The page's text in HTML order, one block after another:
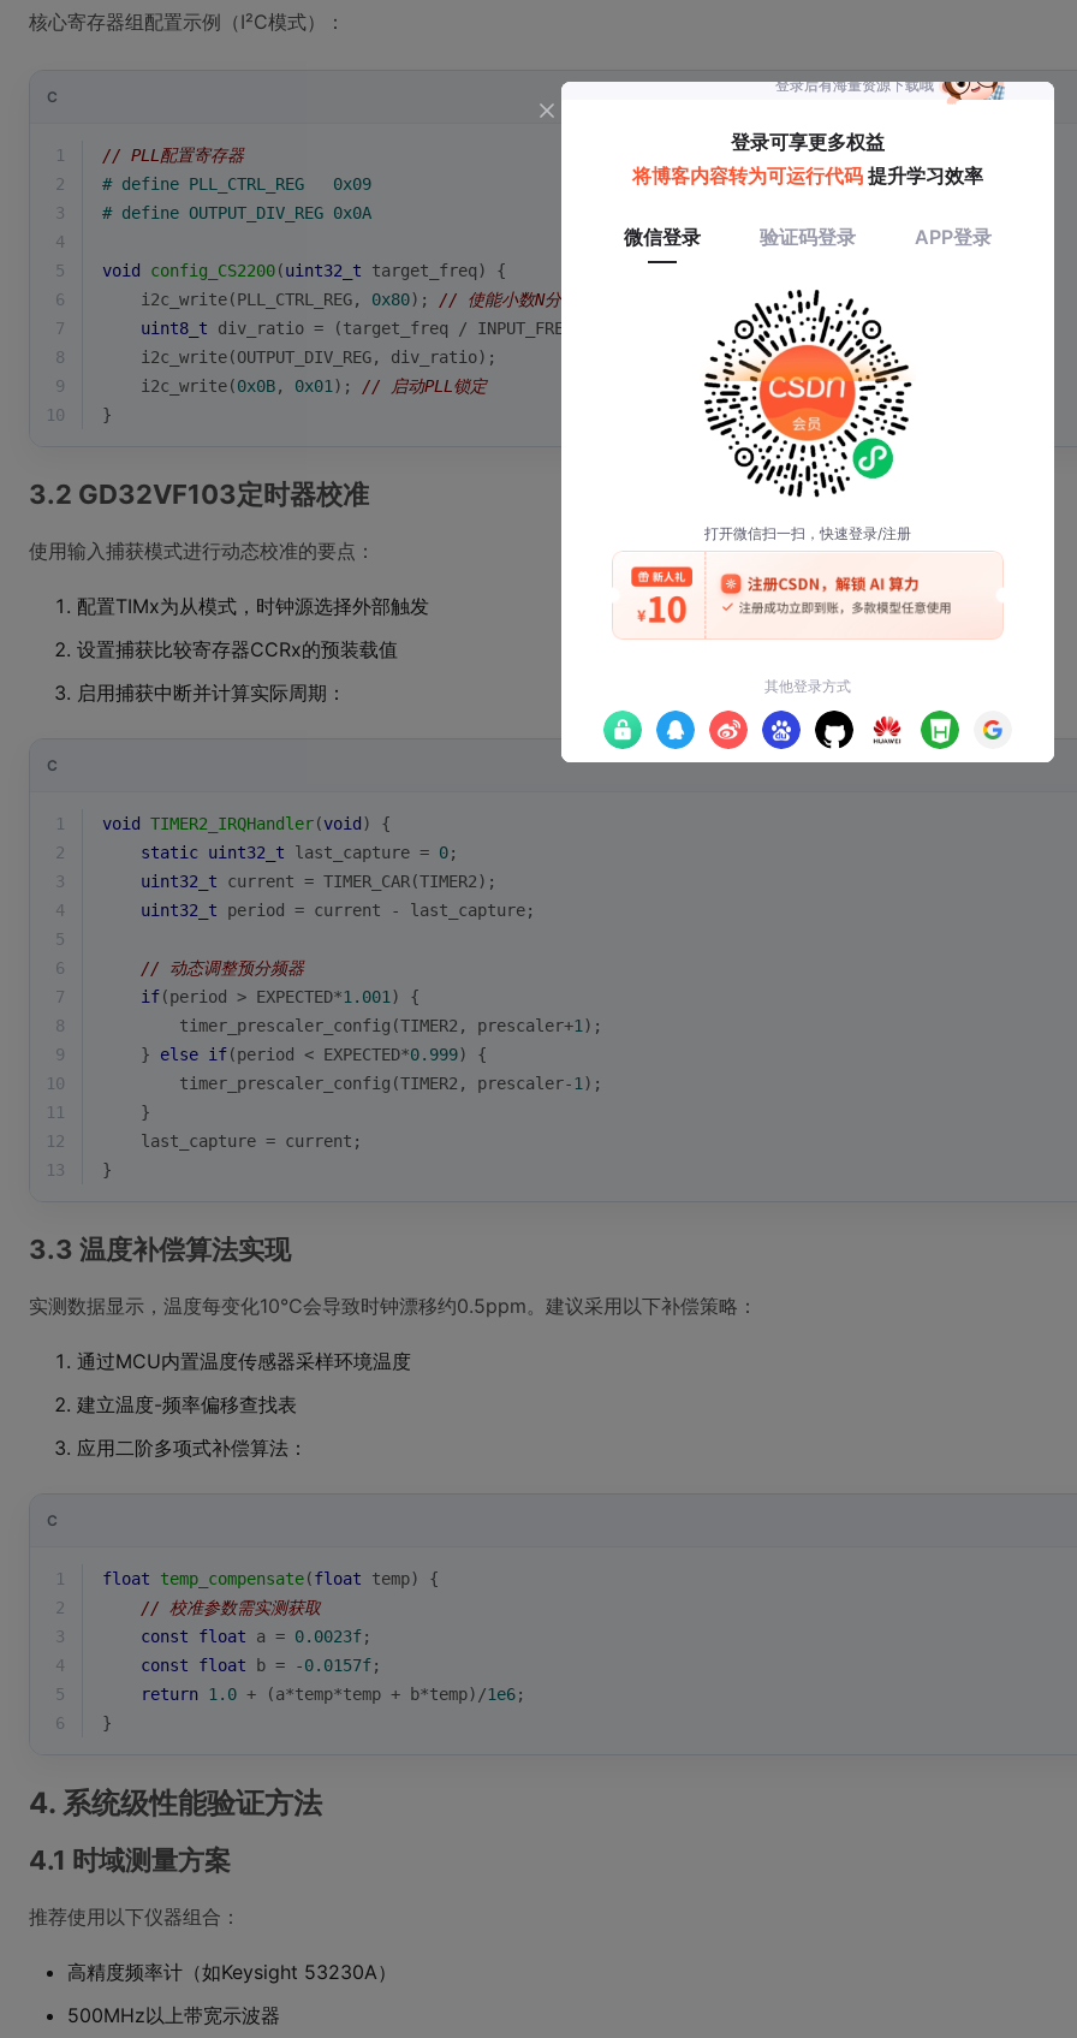
核心寄存器组配置示例（I²C模式）：
C
1
// PLL配置寄存器
2
# define PLL_CTRL_REG   0x09
3
# define OUTPUT_DIV_REG 0x0A
4
5
void config_CS2200(uint32_t target_freq)
{
6
    i2c_write(PLL_CTRL_REG,
0x80); // 使能小数N分频
7
uint8_t div_ratio = (target_freq / INPUT_FREQ) *
8
    i2c_write(OUTPUT_DIV_REG, div_ratio);
9
    i2c_write(
0x0B, 0x01 ); // 启动PLL锁定
10
}
3.2 GD32VF103定时器校准
使用输入捕获模式进行动态校准的要点：
配置TIMx为从模式，时钟源选择外部触发
设置捕获比较寄存器CCRx的预装载值
启用捕获中断并计算实际周期：
C
1 void TIMER2_IRQHandler(void )
{
2
static uint32_t last_capture = 0;
3
uint32_t current = TIMER_CAR(TIMER2);
4
uint32_t period = current - last_capture;
5
6
// 动态调整预分频器
7
if(period > EXPECTED*1.001 ) {
8
        timer_prescaler_config(TIMER2, prescaler+
1 );
9
    }
else if(period < EXPECTED*0.999) {
10
        timer_prescaler_config(TIMER2, prescaler
-1 );
11
    }
12
    last_capture = current;
13
}
3.3 温度补偿算法实现
实测数据显示，温度每变化10°C会导致时钟漂移约0.5ppm。建议采用以下补偿策略：
通过MCU内置温度传感器采样环境温度
建立温度-频率偏移查找表
应用二阶多项式补偿算法：
C
1 float temp_compensate(float temp)
{
2
// 校准参数需实测获取
3
const float a = 0.0023f;
4
const float b = -0.0157f;
5
return 1.0 + (a*temp*temp + b*temp)/1e6;
6
}
4. 系统级性能验证方法
4.1 时域测量方案
推荐使用以下仪器组合：
高精度频率计（如Keysight 53230A）
500MHz以上带宽示波器